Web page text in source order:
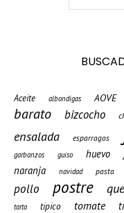
Aceite albondigas AOVE
barato bizcocho
ensalada esparragos
garbanzos guiso huevo
naranja navidad pasta
pollo postre
tarta tipico tomate